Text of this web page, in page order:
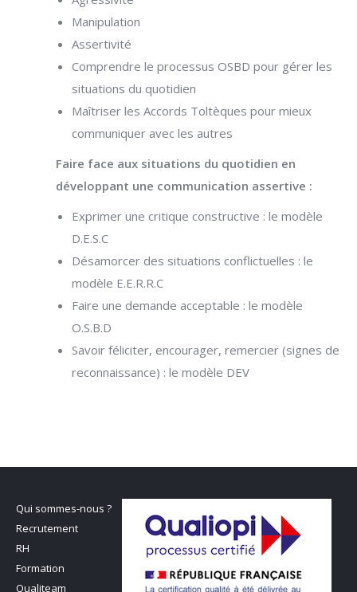
Manipulation
Assertivité
Comprendre le processus OSBD pour gérer les
situations du quotidien
Maîtriser les Accords Toltèques pour mieux
communiquer avec les autres
Faire face aux situations du quotidien en
développant une communication assertive :
Exprimer une critique constructive : le modèle
D.E.S.C
Désamorcer des situations conflictuelles : le
modèle E.E.R.R.C
Faire une demande acceptable : le modèle
O.S.B.D
Savoir féliciter, encourager, remercier (signes de
reconnaissance) : le modèle DEV
Qui sommes-nous ?
Recrutement
RH
Formation
Qualiteam